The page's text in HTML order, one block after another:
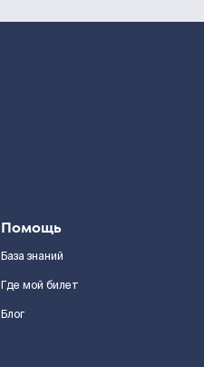
Помощь
База знаний
Где мой билет
Блог